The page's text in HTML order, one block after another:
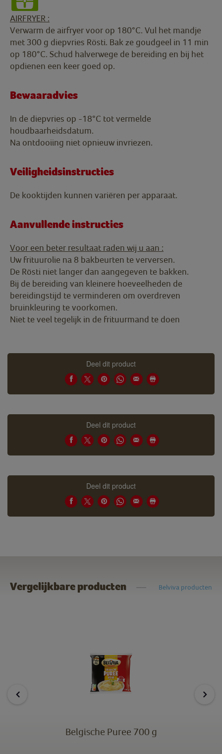
AIRFRYER :
Verwarm de airfryer voor op 180°C. Vul het mandje
met 300 g diepvries Rösti. Bak ze goudgeel in 11 min
op 180°C. Schud halverwege de bereiding en bij het
opdienen een keer goed op.
Bewaaradvies
In de diepvries op -18°C tot vermelde
houdbaarheidsdatum.
Na ontdooiing niet opnieuw invriezen.
Veiligheidsinstructies
De kooktijden kunnen variëren per apparaat.
Aanvullende instructies
Voor een beter resultaat raden wij u aan :
Uw frituurolie na 8 bakbeurten te verversen.
De Rösti niet langer dan aangegeven te bakken.
Bij de bereiding van kleinere hoeveelheden de
bereidingstijd te verminderen om overdreven
bruinkleuring te voorkomen.
Niet te veel tegelijk in de frituurmand te doen
Deel dit product
Deel dit product
Deel dit product
Vergelijkbare producten Belviva producten
Belgische Puree 700 g